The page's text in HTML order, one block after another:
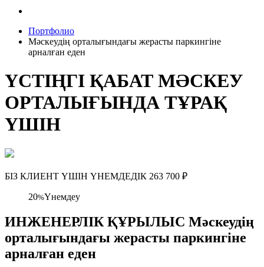
Портфолио
Мәскеудің орталығындағы жерасты паркингіне
арналған еден
ҮСТІҢГІ ҚАБАТ МӘСКЕУ
ОРТАЛЫҒЫНДА ТҰРАҚ
ҮШІН
БІЗ КЛИЕНТ ҮШІН ҮНЕМДЕДІК 263 700 ₽
20%Үнемдеу
ИНЖЕНЕРЛІК ҚҰРЫЛЫС Мәскеудің
орталығындағы жерасты паркингіне
арналған еден